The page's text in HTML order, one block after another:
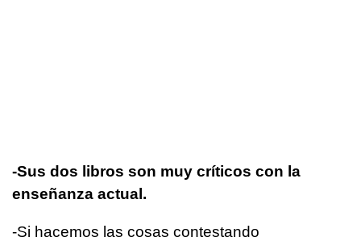
-Sus dos libros son muy críticos con la
enseñanza actual.
-Si hacemos las cosas contestando